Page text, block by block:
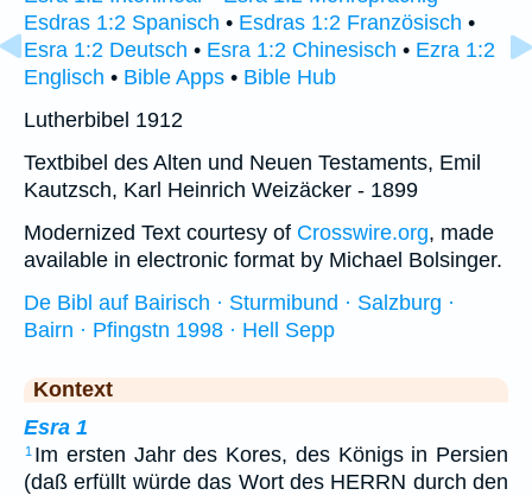
Esdras 1:2 Spanisch • Esdras 1:2 Französisch •
Esra 1:2 Deutsch • Esra 1:2 Chinesisch • Ezra 1:2
Englisch • Bible Apps • Bible Hub
Lutherbibel 1912
Textbibel des Alten und Neuen Testaments, Emil
Kautzsch, Karl Heinrich Weizäcker - 1899
Modernized Text courtesy of Crosswire.org, made
available in electronic format by Michael Bolsinger.
De Bibl auf Bairisch · Sturmibund · Salzburg ·
Bairn · Pfingstn 1998 · Hell Sepp
Kontext
Esra 1
1 Im ersten Jahr des Kores, des Königs in Persien
(daß erfüllt würde das Wort des HERRN durch den